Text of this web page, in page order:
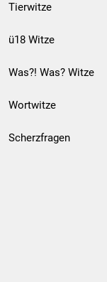
Tierwitze
ü18 Witze
Was?! Was? Witze
Wortwitze
Scherzfragen